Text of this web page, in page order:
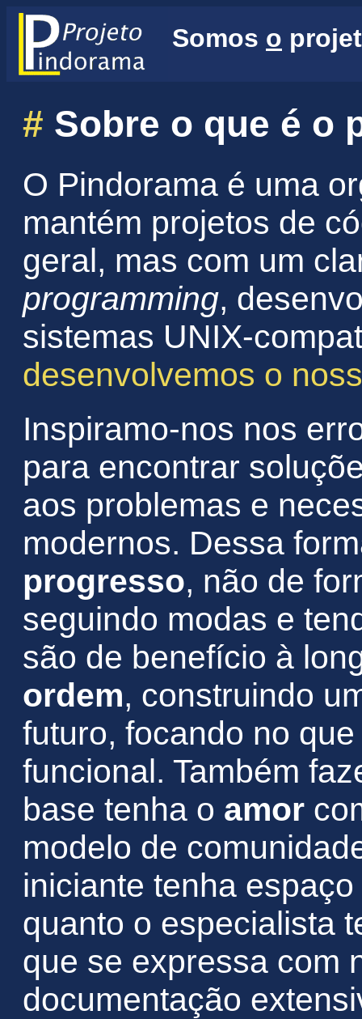
Somos o
# Sobre o que é o
O Pindorama é uma
mantém projetos de
geral, mas com um
programming,
sistemas UNIX-
desenvolvemos o
Inspiramo-nos nos
para encontrar
aos problemas e
modernos. Dessa
progresso, não de
seguindo modas e
são de benefício à
ordem, construindo
futuro, focando no
funcional. Também
base tenha o amor
modelo de
iniciante tenha
quanto o especialista
que se expressa com
documentação